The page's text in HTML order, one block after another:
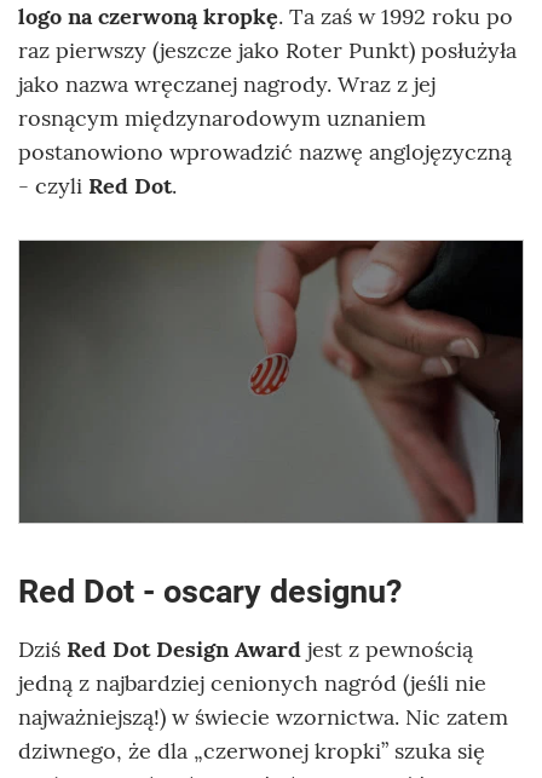
logo na czerwoną kropkę. Ta zaś w 1992 roku po
raz pierwszy (jeszcze jako Roter Punkt) posłużyła
jako nazwa wręczanej nagrody. Wraz z jej
rosnącym międzynarodowym uznaniem
postanowiono wprowadzić nazwę anglojęzyczną
- czyli Red Dot.
Red Dot - oscary designu?
Dziś Red Dot Design Award jest z pewnością
jedną z najbardziej cenionych nagród (jeśli nie
najważniejszą!) w świecie wzornictwa. Nic zatem
dziwnego, że dla „czerwonej kropki” szuka się